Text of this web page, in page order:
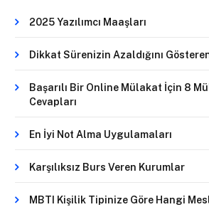
2025 Yazılımcı Maaşları
Dikkat Sürenizin Azaldığını
Başarılı Bir Online Mülakat İçin 8
Cevapları
En İyi Not Alma Uygulamaları
Karşılıksız Burs Veren Kurumlar
MBTI Kişilik Tipinize Göre Hangi